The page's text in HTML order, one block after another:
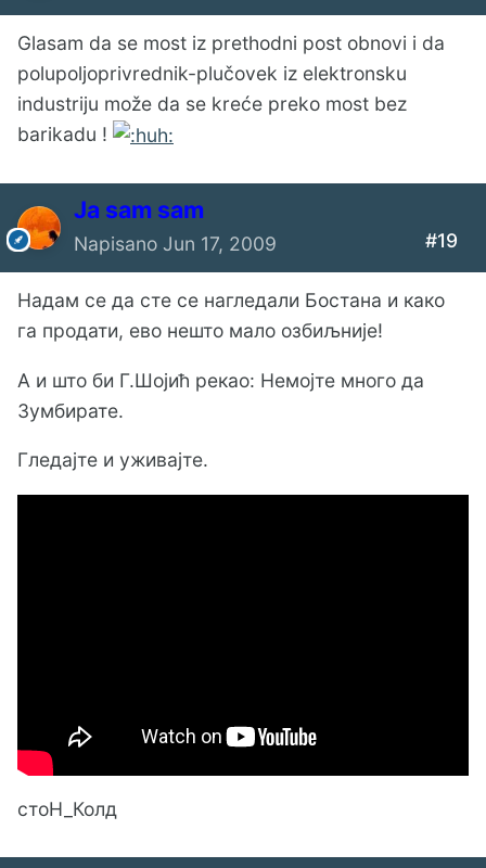
Glasam da se most iz prethodni post obnovi i da
polupoljoprivrednik-plučovek iz elektronsku
industriju može da se kreće preko most bez
barikadu !
Ја sam sam
Napisano Jun 17, 2009 #19
Надам се да сте се нагледали Бостана и како
га продати, ево нешто мало озбиљније!
А и што би Г.Шојић рекао: Немојте много да
Зумбирате.
Гледајте и уживајте.
стоН_Колд